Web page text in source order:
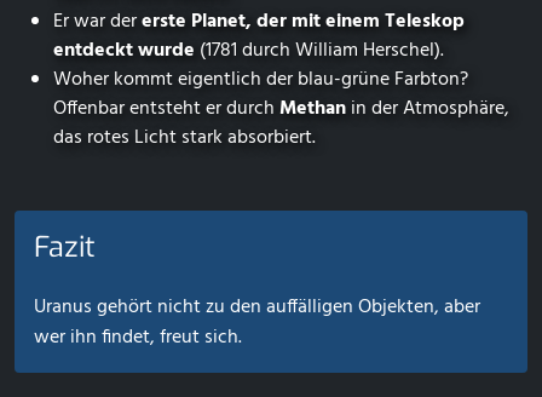
Er war dererste Planet, der mit einem Teleskop
entdeckt wurde (1781 durch William Herschel).
Woher kommt eigentlich der blau-grüne Farbton?
Offenbar entsteht er durchMethanin der Atmosphäre,
das rotes Licht stark absorbiert.
Fazit
Uranus gehört nicht zu den auffälligen Objekten, aber
wer ihn findet, freut sich.